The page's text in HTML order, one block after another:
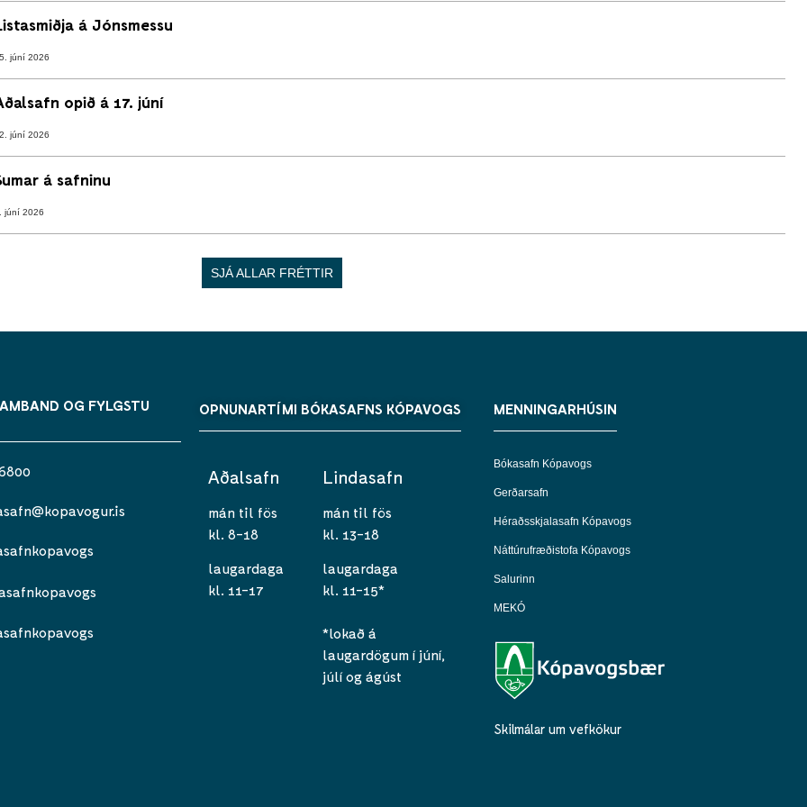
á Jónsmessu
júní 2026
opið á 17. júní
júní 2026
á safninu
júní 2026
SJÁ ALLAR FRÉTTIR
OG FYLGSTU
OPNUNARTÍMI BÓKASAFNS KÓPAVOGS
Aðalsafn
mán til fös
kl. 8-18
laugardaga
kl. 11-17
Lindasafn
mán til fös
kl. 13-18
laugardaga
kl. 11-15*
*lokað á
laugardögum í júní,
júlí og ágúst
MENNINGARHÚSIN
Bókasafn Kópavogs
Gerðarsafn
Héraðsskjalasafn Kópavogs
Náttúrufræðistofa Kópavogs
Salurinn
MEKÓ
Skilmálar um vefkökur